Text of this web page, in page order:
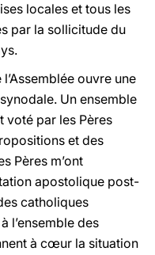
locales et tous les
par la sollicitude du
ouvre une
Un ensemble
voté par les Pères
et des
Pères m’ont
apostolique post-
catholiques
l’ensemble des
à cœur la situation